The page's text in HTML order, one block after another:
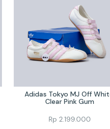
Adidas Tokyo MJ Off
Clear Pink Gum
Rp 2.199.000